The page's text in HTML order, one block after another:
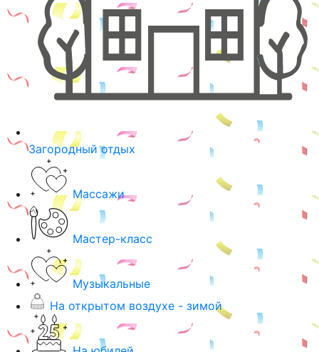
Загородный отдых
Массажи
Мастер-класс
Музыкальные
На открытом воздухе - зимой